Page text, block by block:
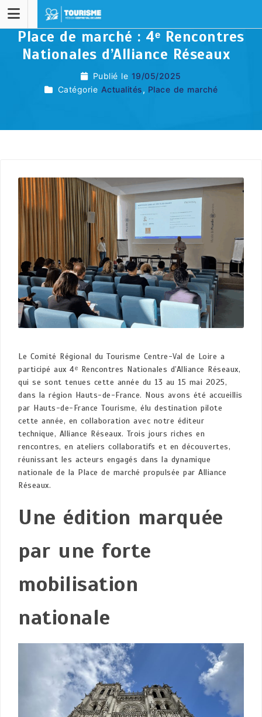
Place de marché : 4ᵉ Rencontres
Nationales d’Alliance Réseaux
Publié le 19/05/2025
Catégorie Actualités, Place de marché
Le Comité Régional du Tourisme Centre-Val de Loire a
participé aux 4ᵉ Rencontres Nationales d’Alliance Réseaux,
qui se sont tenues cette année du 13 au 15 mai 2025,
dans la région Hauts-de-France. Nous avons été accueillis
par Hauts-de-France Tourisme, élu destination pilote
cette année, en collaboration avec notre éditeur
technique, Alliance Réseaux. Trois jours riches en
rencontres, en ateliers collaboratifs et en découvertes,
réunissant les acteurs engagés dans la dynamique
nationale de la Place de marché propulsée par Alliance
Réseaux.
Une édition marquée
par une forte
mobilisation
nationale